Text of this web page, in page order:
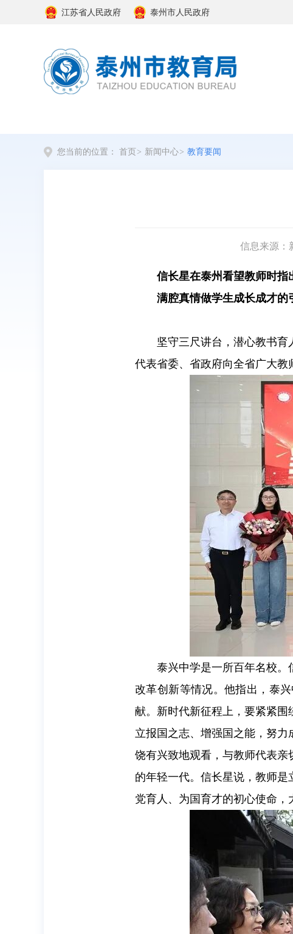
江苏省人民政府 泰州市人民政府
您当前的位置： 首页 > 新闻中心> 教育要闻
信息来源：
信长星在泰州看望教师时指
满腔真情做学生成长成才的
坚守三尺讲台，潜心教书育
代表省委、省政府向全省广大教
泰兴中学是一所百年名校
改革创新等情况。他指出，泰
献。新时代新征程上，要紧紧围
立报国之志、增强国之能，努
饶有兴致地观看，与教师代表亲
的年轻一代。信长星说，教师
党育人、为国育才的初心使命，